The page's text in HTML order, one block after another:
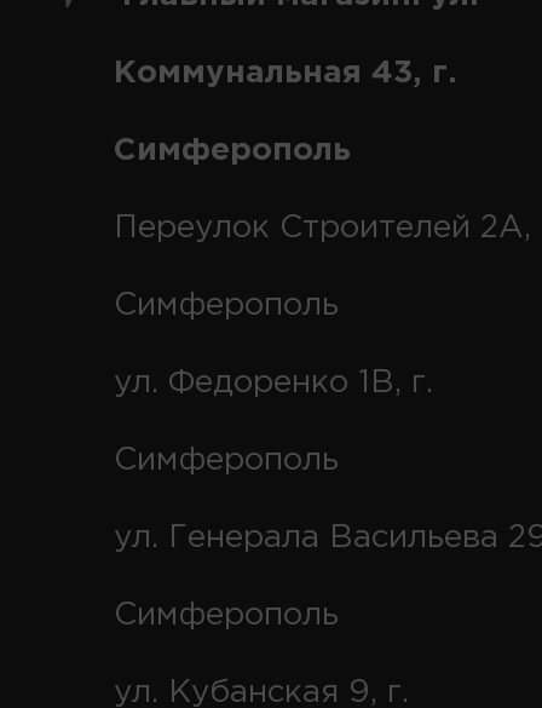
Коммунальная 43, г.
Симферополь
Переулок Строителей 2А,
Симферополь
ул. Федоренко 1В, г.
Симферополь
ул. Генерала Васильева
Симферополь
ул. Кубанская 9, г.